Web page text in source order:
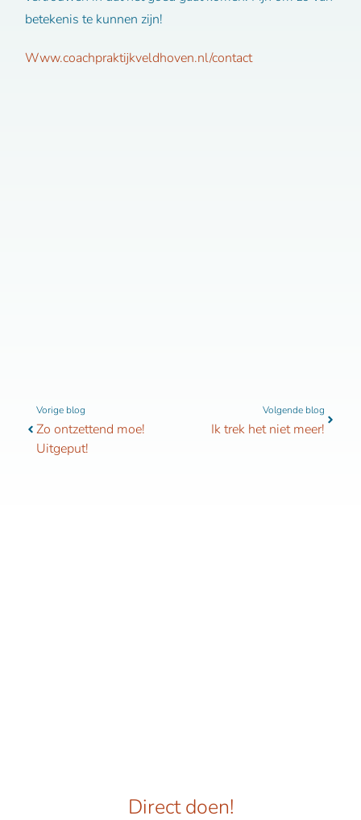
betekenis te kunnen zijn!
Www.coachpraktijkveldhoven.nl/contact
Vorige
Vorige blog
Zo ontzettend moe!
Uitgeput!
Volgende blog
Ik trek het niet meer!
Direct doen!